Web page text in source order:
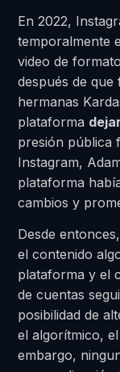
En 2022,
temporalmente
video de
después de
hermanas
plataforma
presión pública
Instagram,
plataforma
cambios y
Desde
el contenido
plataforma y el
de cuentas
posibilidad de
el algorítmico,
embargo,